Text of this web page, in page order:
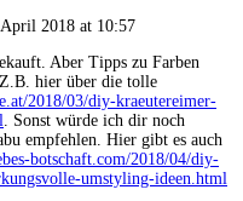
2018 at 10:57
Aber Tipps zu Farben
hier über die tolle
2018/03/diy-kraeutereimer-
. Sonst würde ich dir noch
empfehlen. Hier gibt es auch
botschaft.com/2018/04/diy-
umstyling-ideen.html